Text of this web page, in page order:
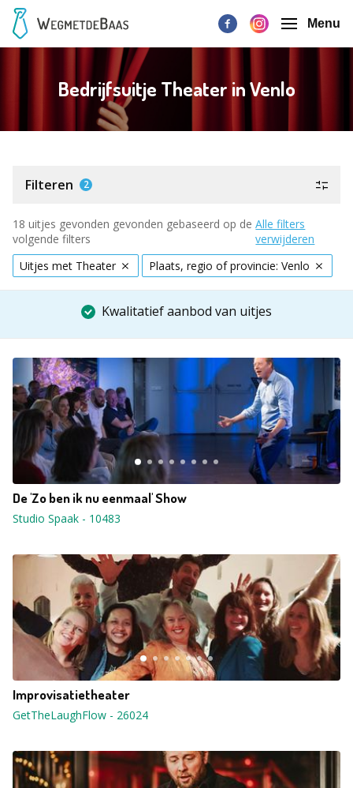
Menu
Bedrijfsuitje Theater in Venlo
Filteren 2
18 uitjes gevonden gevonden gebaseerd op de
volgende filters
Alle filters
verwijderen
Uitjes met Theater
Plaats, regio of provincie: Venlo
Kwalitatief aanbod van uitjes
De 'Zo ben ik nu eenmaal' Show
Studio Spaak - 10483
Improvisatietheater
GetTheLaughFlow - 26024